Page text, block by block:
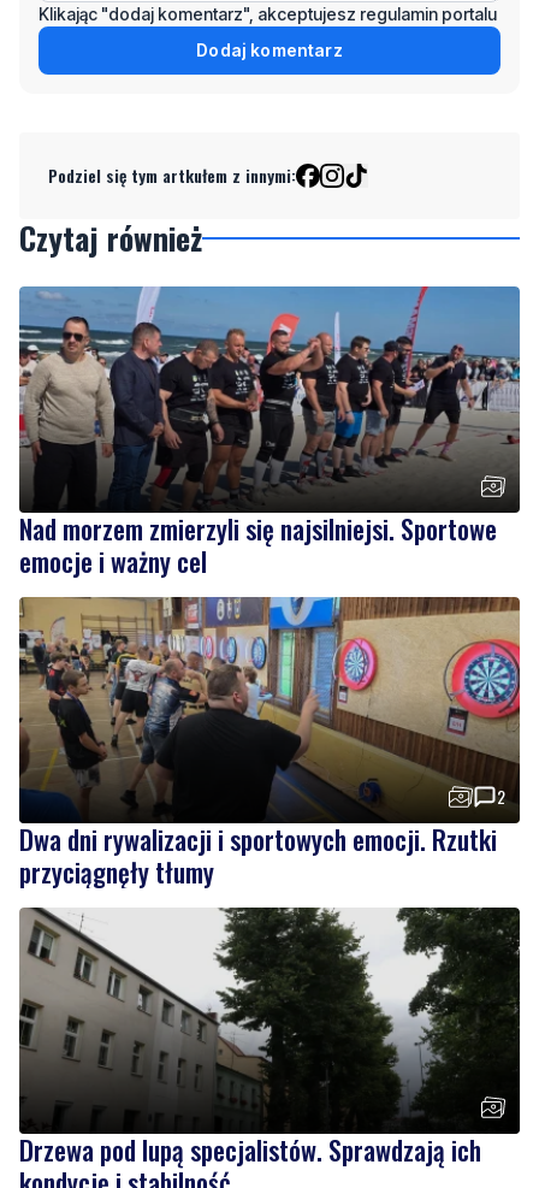
Podziel się tym artkułem z innymi:
Czytaj również
Nad morzem zmierzyli się najsilniejsi. Sportowe
emocje i ważny cel
Dwa dni rywalizacji i sportowych emocji. Rzutki
przyciągnęły tłumy